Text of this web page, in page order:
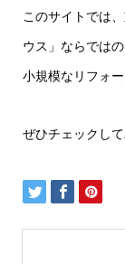
このサイトでは
ウス」ならでは
小規模なリフォ
ぜひチェックして